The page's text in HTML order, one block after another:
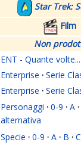
Star Trek:
Film
Non
ENT - Quante volte...
Enterprise · Serie
Enterprise · Serie
Personaggi · 0-9 · A ·
alternativa
Specie · 0-9 · A · B · C